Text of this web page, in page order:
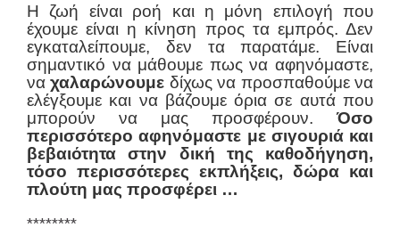
Η ζωή είναι ροή και η μόνη επιλογή που
έχουμε είναι η κίνηση προς τα εμπρός. Δεν
εγκαταλείπουμε, δεν τα παρατάμε. Είναι
σημαντικό να μάθουμε πως να αφηνόμαστε,
ναχαλαρώνουμε δίχως να προσπαθούμε να
ελέγξουμε και να βάζουμε όρια σε αυτά που
μπορούν να μας προσφέρουν.Όσο
περισσότερο αφηνόμαστε με σιγουριά και
βεβαιότητα στην δική της καθοδήγηση,
τόσο περισσότερες εκπλήξεις, δώρα και
πλούτη μας προσφέρει …
********